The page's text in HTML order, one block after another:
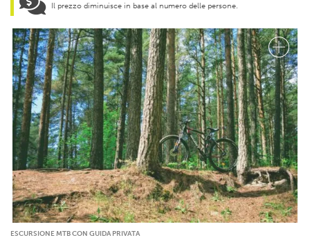
Il prezzo diminuisce in base al numero delle persone.
ESCURSIONE MTB CON GUIDA PRIVATA